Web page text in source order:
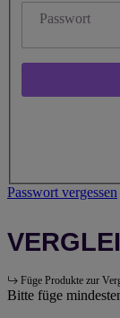
Passwort
Passwort vergessen
Füge Produkte zur
Bitte füge